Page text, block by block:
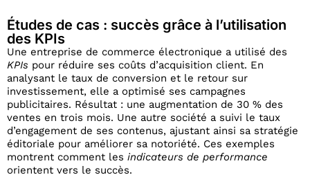
Études de cas : succès grâce à l’utilisation
des KPIs
Une entreprise de commerce électronique a utilisé des
KPIs pour réduire ses coûts d’acquisition client. En
analysant le taux de conversion et le retour sur
investissement, elle a optimisé ses campagnes
publicitaires. Résultat : une augmentation de 30 % des
ventes en trois mois. Une autre société a suivi le taux
d’engagement de ses contenus, ajustant ainsi sa stratégie
éditoriale pour améliorer sa notoriété. Ces exemples
montrent comment les indicateurs de performance
orientent vers le succès.